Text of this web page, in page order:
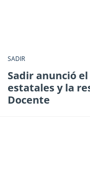
SADIR
Sadir anunció
estatales y la
Docente